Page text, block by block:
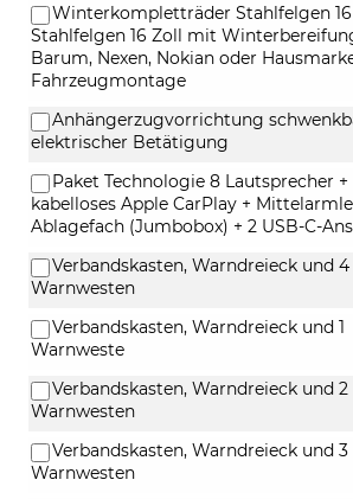
Winterkompletträder Stahlfelgen
Stahlfelgen 16 Zoll mit
Barum, Nexen, Nokian oder
Fahrzeugmontage
Anhängerzugvorrichtung
elektrischer Betätigung
Paket Technologie 8 Lautsprecher +
kabelloses Apple CarPlay +
Ablagefach (Jumbobox) + 2 USB-C-
Verbandskasten, Warndreieck und 4
Warnwesten
Verbandskasten, Warndreieck und 1
Warnweste
Verbandskasten, Warndreieck und 2
Warnwesten
Verbandskasten, Warndreieck und 3
Warnwesten